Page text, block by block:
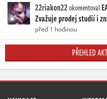
22riakon22okomentoval
Zvažuje prodej studií i
před 1 hodinou
PŘEHLED